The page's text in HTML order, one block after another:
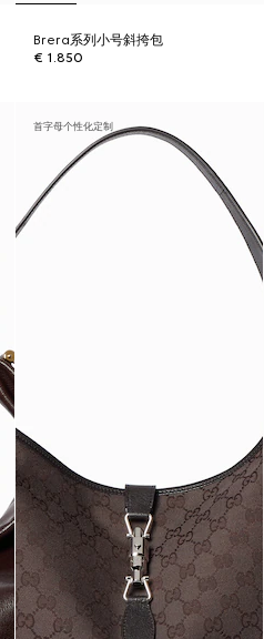
Brera系列小号斜挎包
€ 1.850
首字母个性化定制